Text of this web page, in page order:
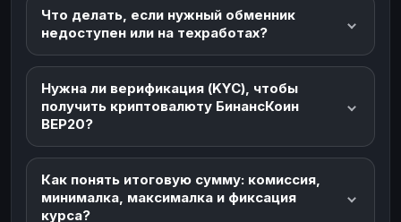
Что делать, если нужный обменник
недоступен или на техработах?
Нужна ли верификация (KYC), чтобы
получить криптовалюту БинансКоин
BEP20?
Как понять итоговую сумму: комиссия,
минималка, максималка и фиксация
курса?